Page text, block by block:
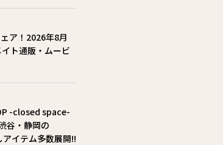
ア！2026年8月
ト通販・ムービ
-closed space-
谷・静岡の
アイテム多数展開!!